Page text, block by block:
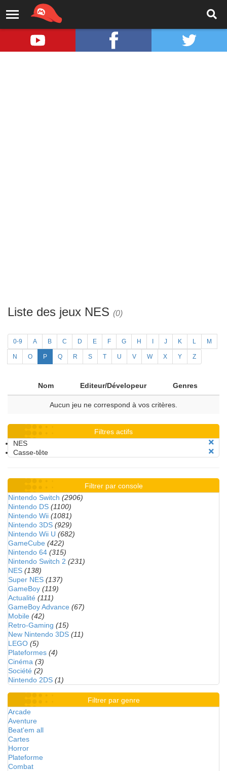
Liste des jeux NES (0)
0-9 A B C D E F G H J K L M
N O P Q R S T U V W X Y Z
Nom Editeur/Dévelopeur Genres
Aucun jeu ne correspond à vos critères.
Filtres actifs
NES
Casse-tête
Filtrer par console
Nintendo Switch (2906)
Nintendo DS (1100)
Nintendo Wii (1081)
Nintendo 3DS (929)
Nintendo Wii U (682)
GameCube (422)
Nintendo 64 (315)
Nintendo Switch 2 (231)
NES (138)
Super NES (137)
GameBoy (119)
Actualité (111)
GameBoy Advance (67)
Mobile (42)
Retro-Gaming (15)
New Nintendo 3DS (11)
LEGO (5)
Plateformes (4)
Cinéma (3)
Société (2)
Nintendo 2DS (1)
Filtrer par genre
Arcade
Aventure
Beat'em all
Cartes
Horror
Plateforme
Combat